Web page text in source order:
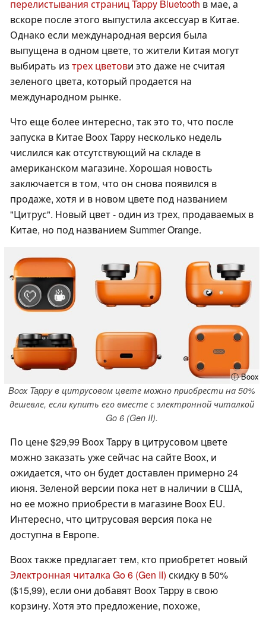
перелистывания страниц Tappy Bluetooth в мае, а
вскоре после этого выпустила аксессуар в Китае.
Однако если международная версия была
выпущена в одном цвете, то жители Китая могут
выбирать из трех цветови это даже не считая
зеленого цвета, который продается на
международном рынке.
Что еще более интересно, так это то, что после
запуска в Китае Boox Tappy несколько недель
числился как отсутствующий на складе в
американском магазине. Хорошая новость
заключается в том, что он снова появился в
продаже, хотя и в новом цвете под названием
"Цитрус". Новый цвет - один из трех, продаваемых в
Китае, но под названием Summer Orange.
ⓘ Boox
Boox Tappy в цитрусовом цвете можно приобрести на 50%
дешевле, если купить его вместе с электронной читалкой
Go 6 (Gen II).
По цене $29,99 Boox Tappy в цитрусовом цвете
можно заказать уже сейчас на сайте Boox, и
ожидается, что он будет доставлен примерно 24
июня. Зеленой версии пока нет в наличии в США,
но ее можно приобрести в магазине Boox EU.
Интересно, что цитрусовая версия пока не
доступна в Европе.
Boox также предлагает тем, кто приобретет новый
Электронная читалка Go 6 (Gen II) скидку в 50%
($15,99), если они добавят Boox Tappy в свою
корзину. Хотя это предложение, похоже,